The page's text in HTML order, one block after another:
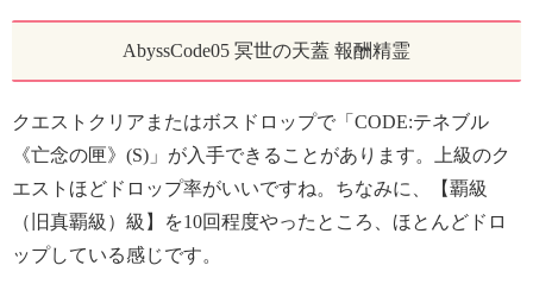
AbyssCode05 冥世の天蓋 報酬精霊
クエストクリアまたはボスドロップで「CODE:テネブル
《亡念の匣》(S)」が入手できることがあります。上級のク
エストほどドロップ率がいいですね。ちなみに、【覇級
（旧真覇級）級】を10回程度やったところ、ほとんどドロ
ップしている感じです。